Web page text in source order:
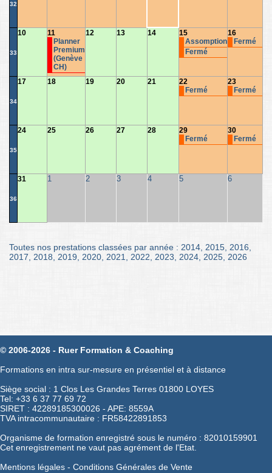
32
33
10
11
Planner
Premium
(Genève
CH)
12 13 14
15
Assomption
Fermé
16
Fermé
34
17 18 19 20 21
22
Fermé
23
Fermé
35
24 25 26 27 28
29
Fermé
30
Fermé
36
31 1 2 3 4 5 6
Toutes nos prestations classées par année : 2014 2015 2016
2017
2018 2019 2020 2021 2022 2023 2024 2025 2026
© 2006-2026 - Ruer Formation & Coaching
Formations en intra sur-mesure en présentiel et à distance
Siège social : 1 Clos Les Grandes Terres 01800 LOYES
Tel: +33 6 37 77 69 72
SIRET : 42289185300026 - APE: 8559A
TVA intracommunautaire : FR58422891853
Organisme de formation enregistré sous le numéro : 82010159901
Cet enregistrement ne vaut pas agrément de l'Etat.
Mentions légales - Conditions Générales de Vente